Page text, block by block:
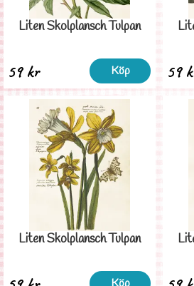
Liten Skolplansch Tulpan
59 kr Köp 59
Liten Skolplansch Tulpan